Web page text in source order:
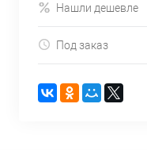
Нашли дешевле
Под заказ